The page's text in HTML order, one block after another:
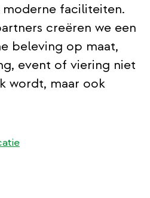
faciliteiten.
creëren we een
beleving op maat,
event of viering niet
wordt, maar ook